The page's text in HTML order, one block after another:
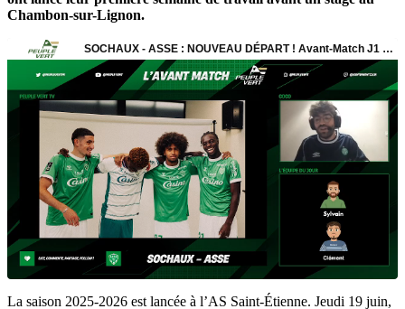
Chambon-sur-Lignon.
La saison 2025-2026 est lancée à l’AS Saint-Étienne. Jeudi 19 juin,